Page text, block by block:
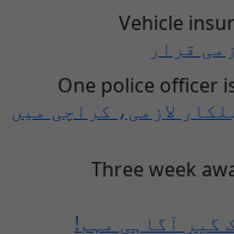
قرار
لازمی، کراچی میں
گیر آگاہی مہم!